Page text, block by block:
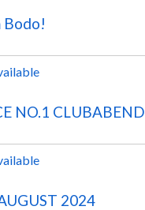
Bodo!
NO.1 CLUBABEND
2024